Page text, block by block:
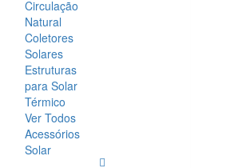
Circulação
Natural
Coletores
Solares
Estruturas
para Solar
Térmico
Ver Todos
Acessórios
Solar